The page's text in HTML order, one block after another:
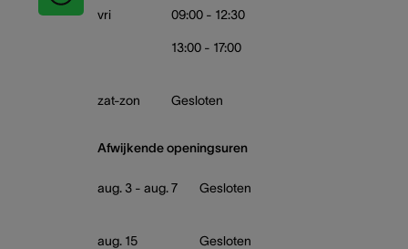
vri 09:00 - 12:30
13:00 - 17:00
zat-zon Gesloten
Afwijkende openingsuren
aug. 3 - aug. 7 Gesloten
aug. 15 Gesloten